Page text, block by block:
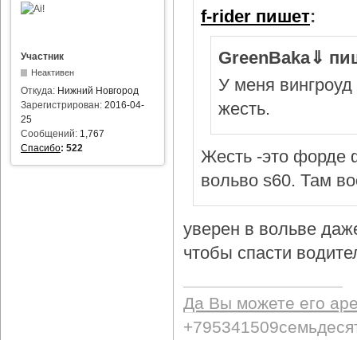
Участник
Неактивен
Откуда: Нижний Новгород
Зарегистрирован: 2016-04-
25
Сообщений: 1,767
Спасибо: 522
f-rider пишет:
GreenBaka⇓
У меня вингроуд
жесть.
Жесть -это форде
вольво s60. Там
уверен в вольве
чтобы спасти
Да Вы можете его